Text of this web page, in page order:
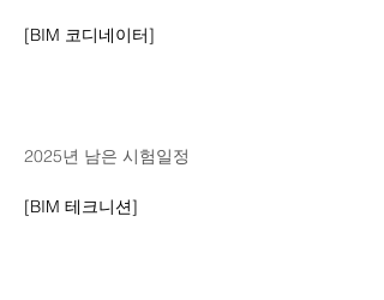
[BIM 코디네이터]
2025년 남은 시험일정
[BIM 테크니션]